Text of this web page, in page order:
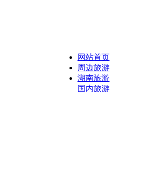
网站首页
周边旅游
湖南旅游
国内旅游